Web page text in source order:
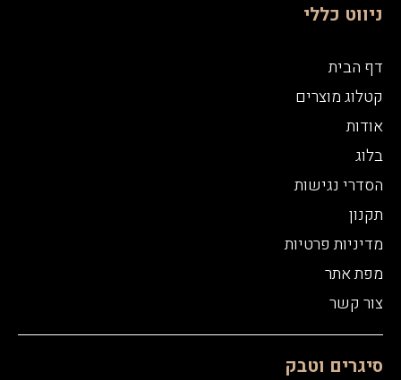
ניווט כללי
דף הבית
קטלוג מוצרים
אודות
בלוג
הסדרי נגישות
תקנון
מדיניות פרטיות
מפת אתר
צור קשר
סיגרים וטבק